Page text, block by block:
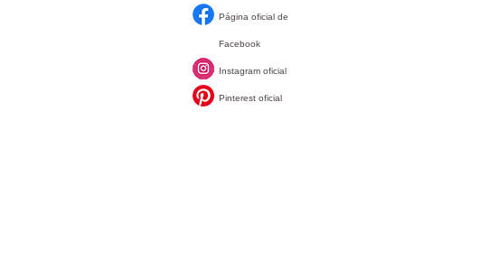
Página oficial de
Facebook
Instagram oficial
Pinterest oficial